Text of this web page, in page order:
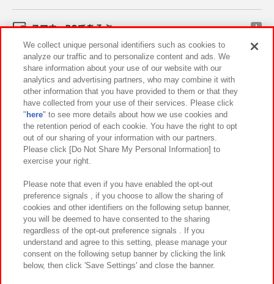
スマホ・PCであそぶ
イベント・キャンペーン
関連会社 サステナビリティ サイトポリシー
プライバシーポリシー ウェブアクセシビリティ方針と検証結果
お取引先さまとともに
カスタマーハラスメント対応方針 よくあるご質問・お問い合わせ
©Bandai Namco Amusement Inc.
We collect unique personal identifiers such as cookies to
analyze our traffic and to personalize content and ads. We
share information about your use of our website with our
analytics and advertising partners, who may combine it with
other information that you have provided to them or that they
have collected from your use of their services. Please click
" here" to see more details about how we use cookies and
the retention period of each cookie. You have the right to opt
out of our sharing of your information with our partners.
Please click [Do Not Share My Personal Information] to
exercise your right.
Please note that even if you have enabled the opt-out
preference signals , if you choose to allow the sharing of
cookies and other identifiers on the following setup banner,
you will be deemed to have consented to the sharing
regardless of the opt-out preference signals . If you
understand and agree to this setting, please manage your
consent on the following setup banner by clicking the link
below, then click 'Save Settings' and close the banner.